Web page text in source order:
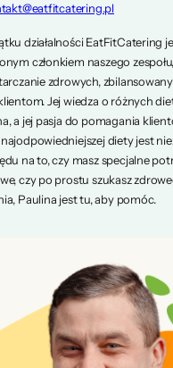
działalności EatFitCatering
członkiem naszego
zdrowych,
Jej wiedza o różnych
a jej pasja do pomagania
diety jest
na to, czy masz specjalne
czy po prostu szukasz
Paulina jest tu, aby pomóc.